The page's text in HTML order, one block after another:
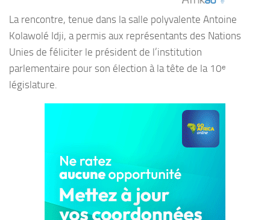
La rencontre, tenue dans la salle polyvalente Antoine
Kolawolé Idji, a permis aux représentants des Nations
Unies de féliciter le président de l’institution
parlementaire pour son élection à la tête de la 10ᵉ
législature.